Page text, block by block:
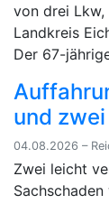
von drei
Landkreis
Der 67-
und
04.08.2026 –
Zwei leicht